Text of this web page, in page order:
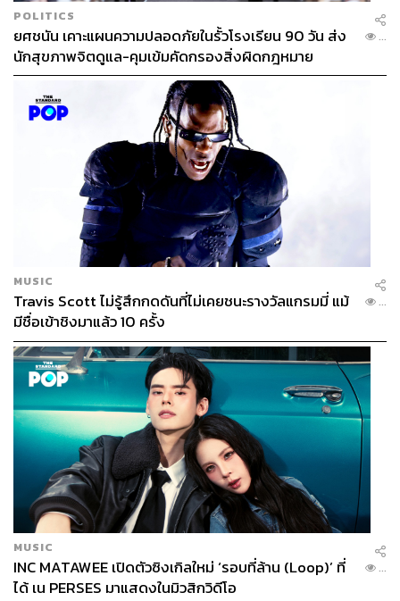
POLITICS
ยศชนัน เคาะแผนความปลอดภัยในรั้วโรงเรียน 90 วัน ส่ง
นักสุขภาพจิตดูแล-คุมเข้มคัดกรองสิ่งผิดกฎหมาย
...
MUSIC
Travis Scott ไม่รู้สึกกดดันที่ไม่เคยชนะรางวัลแกรมมี่ แม้
มีชื่อเข้าชิงมาแล้ว 10 ครั้ง
...
MUSIC
INC MATAWEE เปิดตัวซิงเกิลใหม่ ‘รอบที่ล้าน (Loop)’ ที่
ได้ เน PERSES มาแสดงในมิวสิกวิดีโอ
...